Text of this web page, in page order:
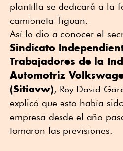
plantilla se dedicará a la
camioneta Tiguan.
Así lo dio a conocer el
Sindicato
Trabajadores de la
Automotriz
(Sitiavw), Rey David
explicó que esto había
empresa desde el año
tomaron las previsiones.